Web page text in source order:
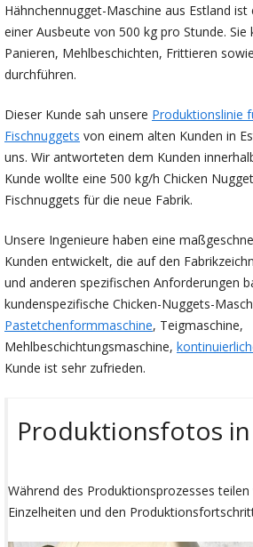
Hähnchennugget-Maschine aus Estland
einer Ausbeute von 500 kg pro Stunde. Sie
Panieren, Mehlbeschichten, Frittieren
durchführen.
Dieser Kunde sah unsere Produktionslinie
Fischnuggets von einem alten Kunden in
uns. Wir antworteten dem Kunden
Kunde wollte eine 500 kg/h Chicken
Fischnuggets für die neue Fabrik.
Unsere Ingenieure haben eine
Kunden entwickelt, die auf den
und anderen spezifischen Anforderungen
kundenspezifische Chicken-Nuggets-
Pastetchenformmaschine, Teigmaschine,
Mehlbeschichtungsmaschine,
Kunde ist sehr zufrieden.
Produktionsfotos
Während des Produktionsprozesses
Einzelheiten und den